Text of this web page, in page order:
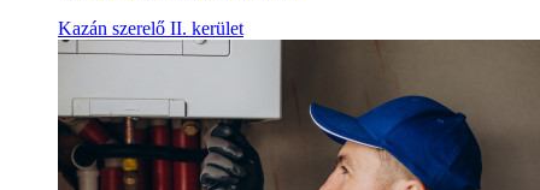
Kazán szerelő II. kerület